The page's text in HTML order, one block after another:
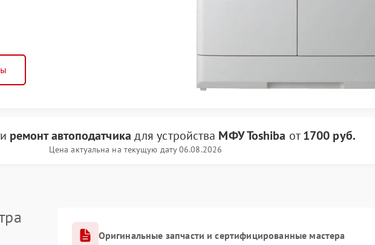
ремонт автоподатчика для устройства МФУ Toshiba от1700 руб.
Цена актуальна на текущую дату 06.08.2026
Оригинальные запчасти и сертифицированные мастера